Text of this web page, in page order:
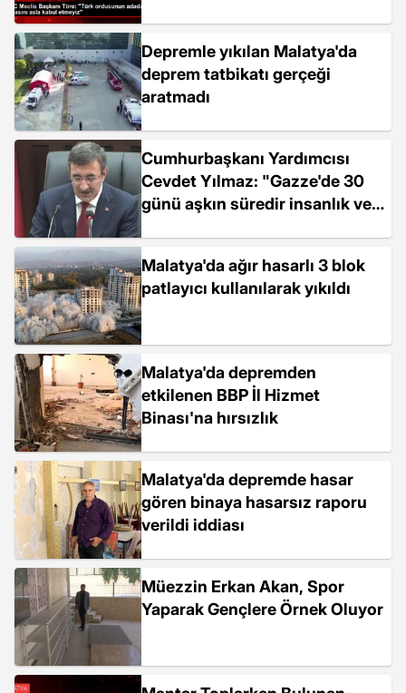
Depremle yıkılan Malatya'da
deprem tatbikatı gerçeği
aratmadı
Cumhurbaşkanı Yardımcısı
Cevdet Yılmaz: "Gazze'de 30
günü aşkın süredir insanlık ve
Malatya'da ağır hasarlı 3 blok
patlayıcı kullanılarak yıkıldı
Malatya'da depremden
etkilenen BBP İl Hizmet
Binası'na hırsızlık
Malatya'da depremde hasar
gören binaya hasarsız raporu
verildi iddiası
Müezzin Erkan Akan, Spor
Yaparak Gençlere Örnek Oluyor